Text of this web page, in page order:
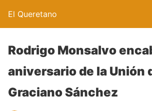
El Queretano
Rodrigo Monsalvo
aniversario de la Unión
Graciano Sánchez